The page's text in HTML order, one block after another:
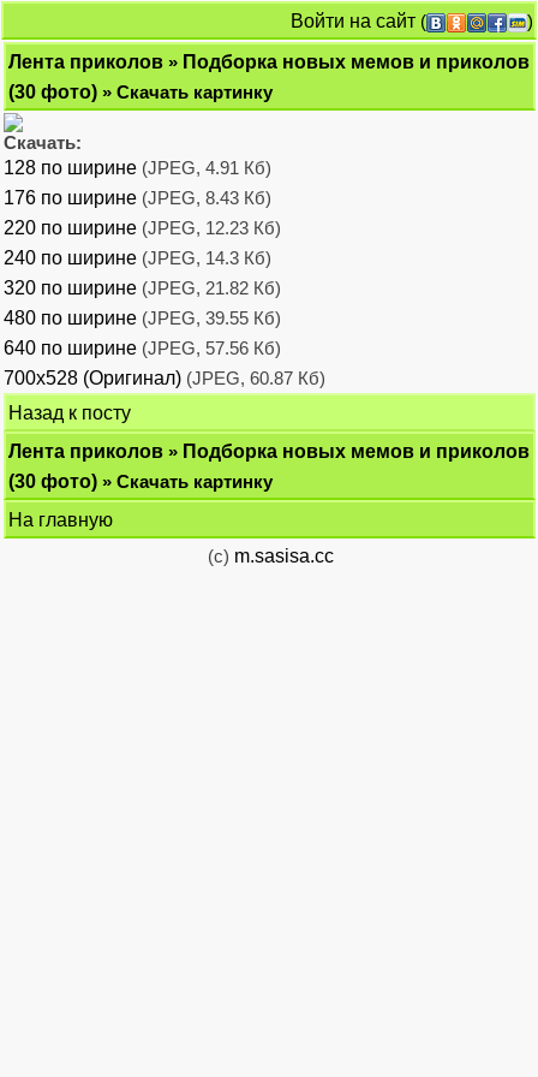
Войти на сайт (
)
Лента приколов » Подборка новых мемов и приколов
(30 фото) » Скачать картинку
Скачать:
128 по ширине (JPEG, 4.91 Кб)
176 по ширине (JPEG, 8.43 Кб)
220 по ширине (JPEG, 12.23 Кб)
240 по ширине (JPEG, 14.3 Кб)
320 по ширине (JPEG, 21.82 Кб)
480 по ширине (JPEG, 39.55 Кб)
640 по ширине (JPEG, 57.56 Кб)
700x528 (Оригинал) (JPEG, 60.87 Кб)
Назад к посту
Лента приколов » Подборка новых мемов и приколов
(30 фото) » Скачать картинку
На главную
(c) m.sasisa.cc